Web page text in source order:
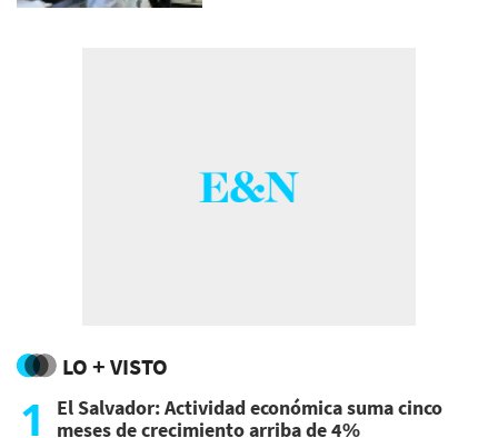
LO + VISTO
1
El Salvador: Actividad económica suma cinco
meses de crecimiento arriba de 4%